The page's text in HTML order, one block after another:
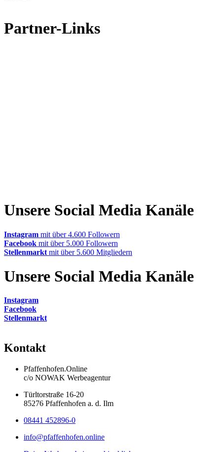
Partner-Links
Unsere Social Media Kanäle
Instagram mit über 4.600 Followern
Facebook mit über 5.000 Followern
Stellenmarkt mit über 5.600 Mitgliedern
Unsere Social Media Kanäle
Instagram
Facebook
Stellenmarkt
Kontakt
Pfaffenhofen.Online
c/o NOWAK Werbeagentur
Türltorstraße 16-20
85276 Pfaffenhofen a. d. Ilm
08441 452896-0
info@pfaffenhofen.online